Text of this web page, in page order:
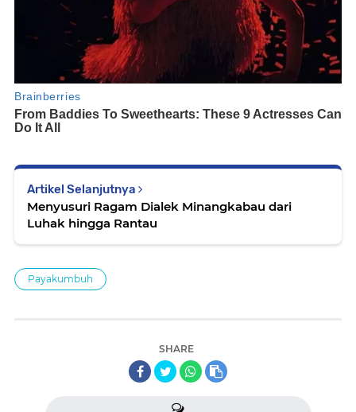
Artikel Selanjutnya
Menyusuri Ragam Dialek Minangkabau dari
Luhak hingga Rantau
Payakumbuh
SHARE